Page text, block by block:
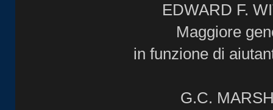
EDWARD F.
Maggiore
in funzione di
G.C.